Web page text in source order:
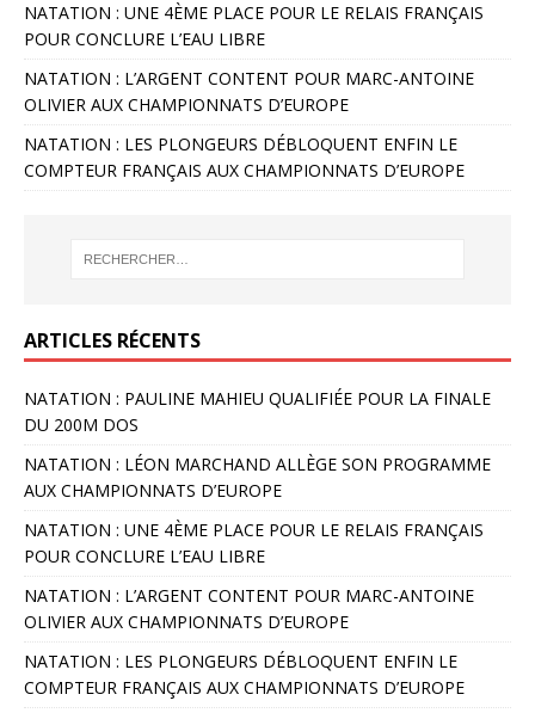
NATATION : UNE 4ÈME PLACE POUR LE RELAIS FRANÇAIS
POUR CONCLURE L’EAU LIBRE
NATATION : L’ARGENT CONTENT POUR MARC-ANTOINE
OLIVIER AUX CHAMPIONNATS D’EUROPE
NATATION : LES PLONGEURS DÉBLOQUENT ENFIN LE
COMPTEUR FRANÇAIS AUX CHAMPIONNATS D’EUROPE
ARTICLES RÉCENTS
NATATION : PAULINE MAHIEU QUALIFIÉE POUR LA FINALE
DU 200M DOS
NATATION : LÉON MARCHAND ALLÈGE SON PROGRAMME
AUX CHAMPIONNATS D’EUROPE
NATATION : UNE 4ÈME PLACE POUR LE RELAIS FRANÇAIS
POUR CONCLURE L’EAU LIBRE
NATATION : L’ARGENT CONTENT POUR MARC-ANTOINE
OLIVIER AUX CHAMPIONNATS D’EUROPE
NATATION : LES PLONGEURS DÉBLOQUENT ENFIN LE
COMPTEUR FRANÇAIS AUX CHAMPIONNATS D’EUROPE